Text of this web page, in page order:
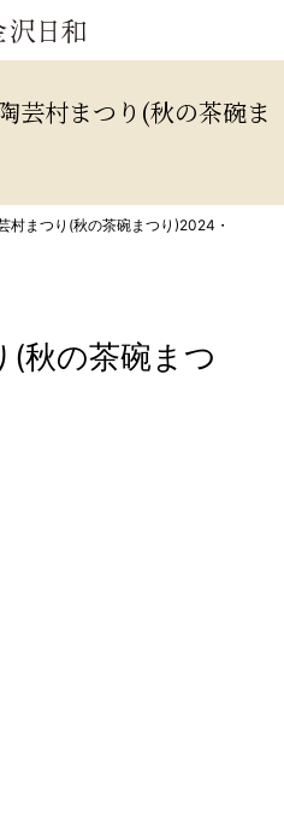
芸村まつり(秋の茶碗ま
村まつり(秋の茶碗まつり)2024・
(秋の茶碗まつ